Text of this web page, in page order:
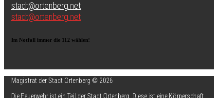
stadt@ortenberg.net
stadt@ortenberg.net
Im Notfall immer die 112 wählen!
Magistrat der Stadt Ortenberg © 2026
Die Feuerwehr ist ein Teil der Stadt Ortenberg. Diese ist eine Körperschaft